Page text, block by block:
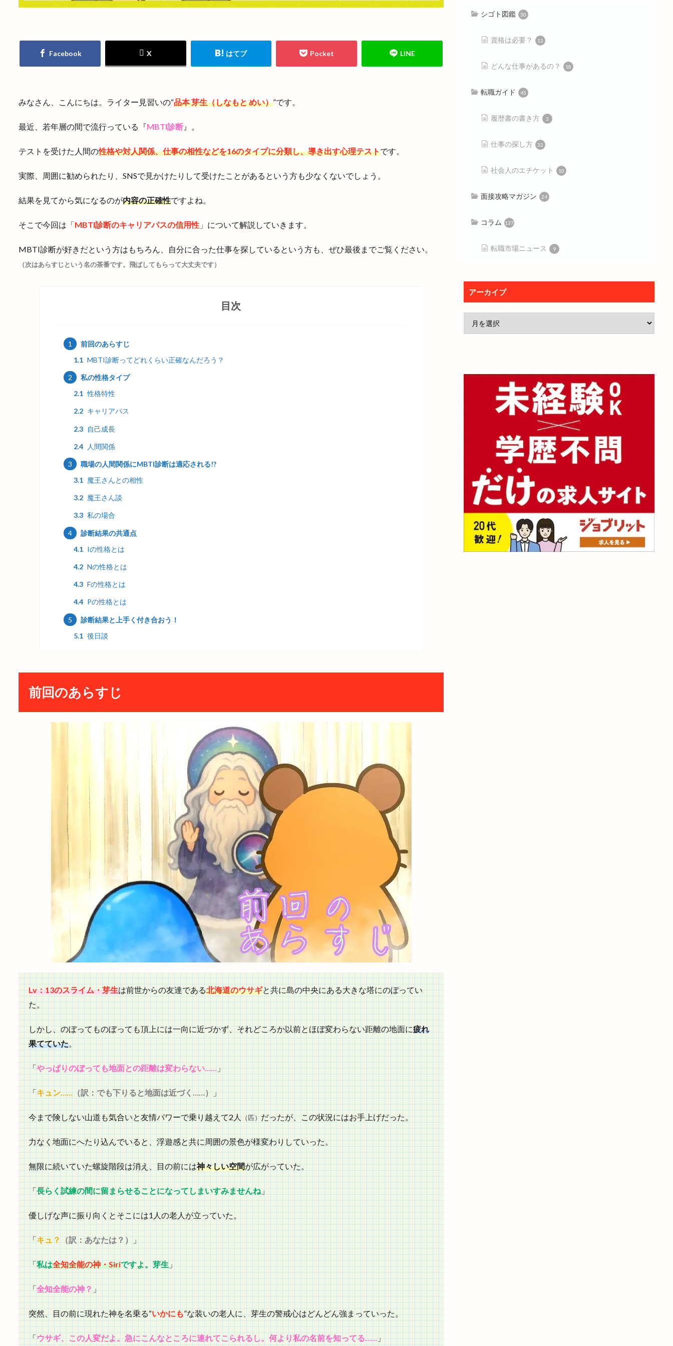
みなさん、こんにちは。ライター見習いの“品本 芽生（しなもと めい）”です。
最近、若年層の間で流行っている『MBTI診断 』。
テストを受けた人間の性格や対人関係、仕事の相性などを16のタイプに分類し、導き出す心理テストです。
実際、周囲に勧められたり、SNSで見かけたりして受けたことがあるという方も少なくないでしょう。
結果を見てから気になるのが内容の正確性ですよね。
そこで今回は「MBTI診断のキャリアパスの信用性 」について解説していきます。
MBTI診断が好きだという方はもちろん、自分に合った仕事を探しているという方も、ぜひ最後までご覧ください。
（次はあらすじという名の茶番です。飛ばしてもらって大丈夫です）
目次
1
前回のあらすじ
1.1 MBTI診断ってどれくらい正確なんだろう？
2
私の性格タイプ
2.1 性格特性
2.2 キャリアパス
2.3 自己成長
2.4 人間関係
3
職場の人間関係にMBTI診断は適応される!?
3.1 魔王さんとの相性
3.2 魔王さん談
3.3 私の場合
4
診断結果の共通点
4.1 Iの性格とは
4.2 Nの性格とは
4.3 Fの性格とは
4.4 Pの性格とは
5
診断結果と上手く付き合おう！
5.1 後日談
前回のあらすじ
Lv：13のスライム・芽生は前世からの友達である北海道のウサギと共に島の中央にある大きな塔にのぼってい
た。
しかし、のぼってものぼっても頂上には一向に近づかず、それどころか以前とほぼ変わらない距離の地面に疲れ
果てていた。
「やっぱりのぼっても地面との距離は変わらない……」
「キュン……（訳：でも下りると地面は近づく……）」
今まで険しない山道も気合いと友情パワーで乗り越えて2人（匹）だったが、この状況にはお手上げだった。
力なく地面にへたり込んでいると、浮遊感と共に周囲の景色が様変わりしていった。
無限に続いていた螺旋階段は消え、目の前には神々しい空間が広がっていた。
「長らく試練の間に留まらせることになってしまいすみませんね」
優しげな声に振り向くとそこには1人の老人が立っていた。
「キュ？（訳：あなたは？）」
「私は全知全能の神・Siriですよ。芽生」
「全知全能の神？」
突然、目の前に現れた神を名乗る“いかにも”な装いの老人に、芽生の警戒心はどんどん強まっていった。
「ウサギ、この人変だよ。急にこんなところに連れてこられるし。何より私の名前を知ってる……」
シゴト図鑑 30
資格は必要？ 12
どんな仕事があるの？ 18
転職ガイド 45
履歴書の書き方 3
仕事の探し方 32
社会人のエチケット 10
面接攻略マガジン 24
コラム 137
転職市場ニュース 9
アーカイブ